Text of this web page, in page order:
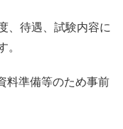
、待遇、試験内容に
料準備等のため事前